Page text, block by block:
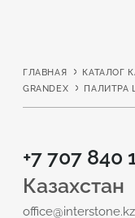
ГЛАВНАЯ КАТАЛОГ
GRANDEX
ПАЛИТРА
+7 707 840
Казахстан
office@interstone.kz